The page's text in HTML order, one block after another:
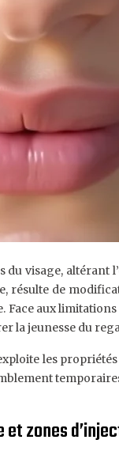
visage,
de
aux
la jeunesse du
les
zones